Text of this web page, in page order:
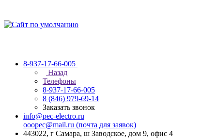
8-937-17-66-005
Назад
Телефоны
8-937-17-66-005
8 (846) 979-69-14
Заказать звонок
info@pec-electro.ru
ooopec@mail.ru (почта для заявок)
443022, г Самара, ш Заводское, дом 9, офис 4